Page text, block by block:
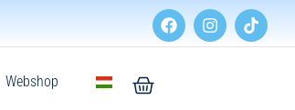
Webshop